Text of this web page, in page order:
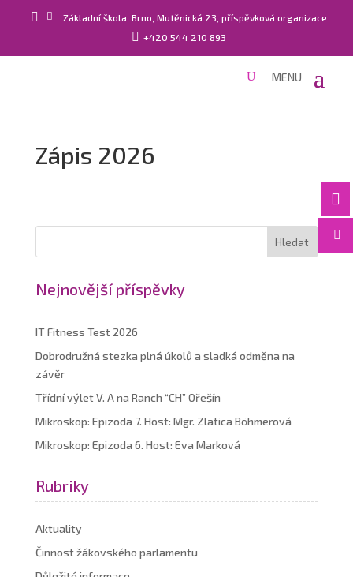
  Základní škola, Brno, Mutěnická 23, příspěvková organizace
 +420 544 210 893


Zápis 2026
Nejnovější příspěvky
IT Fitness Test 2026
Dobrodružná stezka plná úkolů a sladká odměna na
závěr
Třídní výlet V. A na Ranch “CH” Ořešín
Mikroskop: Epizoda 7. Host: Mgr. Zlatica Böhmerová
Mikroskop: Epizoda 6. Host: Eva Marková
Rubriky
Aktuality
Činnost žákovského parlamentu